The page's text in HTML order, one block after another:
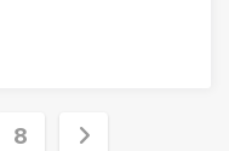
8